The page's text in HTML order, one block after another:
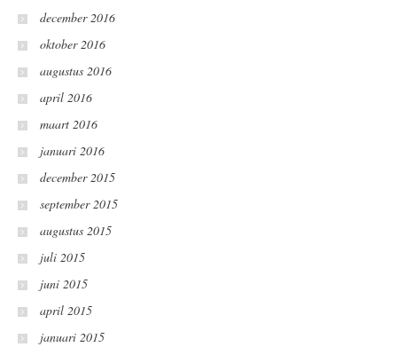
december 2016
oktober 2016
augustus 2016
april 2016
maart 2016
januari 2016
december 2015
september 2015
augustus 2015
juli 2015
juni 2015
april 2015
januari 2015